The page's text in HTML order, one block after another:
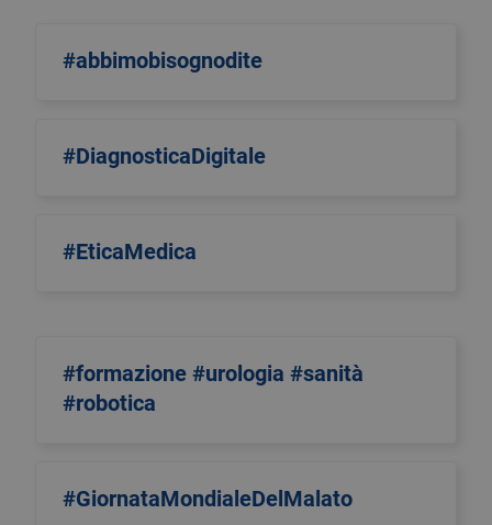
#abbimobisognodite
#DiagnosticaDigitale
#EticaMedica
#formazione #urologia #sanità
#robotica
#GiornataMondialeDelMalato